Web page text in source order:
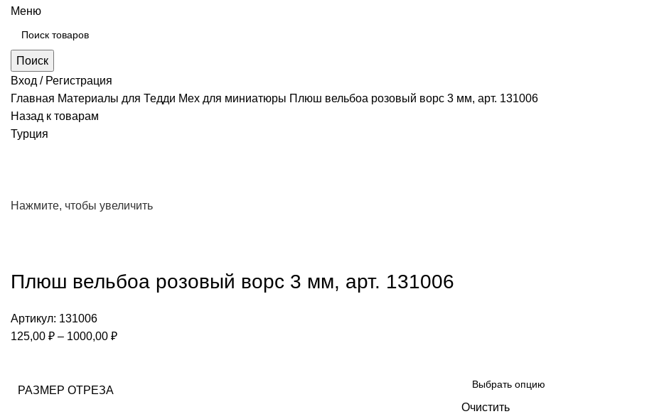
Меню
Поиск
Вход / Регистрация
Главная Материалы для Тедди Мех для миниатюры Плюш вельбоа розовый ворс 3 мм, арт. 131006
Назад к товарам
Турция
Нажмите, чтобы увеличить
Плюш вельбоа розовый ворс 3 мм, арт. 131006
Артикул: 131006
125,00 ₽ – 1000,00 ₽Диапазон
РАЗМЕР ОТРЕЗА
Очистить